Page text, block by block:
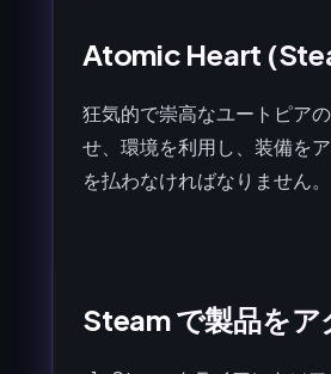
Atomic Heart
狂気的で崇高なユートピア
せ、環境を利用し、装備を
を払わなければなりません。
Steam で製品を